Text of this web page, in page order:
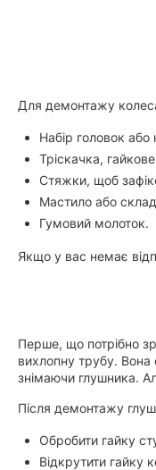
Для демонтажу
Набір головок або
Тріскачка,
Стяжки, щоб
Мастило або
Гумовий молоток.
Якщо у вас немає
Перше, що потрібно
вихлопну трубу. Вона
знімаючи глушника.
Після демонтажу
Обробити гайку
Відкрутити гайку